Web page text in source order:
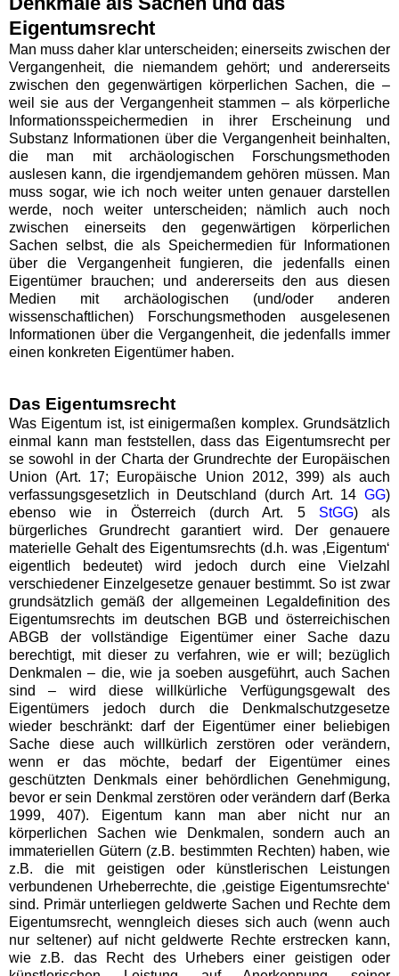
Eigentumsrecht
Man muss daher klar unterscheiden; einerseits zwischen der
Vergangenheit, die niemandem gehört; und andererseits
zwischen den gegenwärtigen körperlichen Sachen, die –
weil sie aus der Vergangenheit stammen – als körperliche
Informationsspeichermedien in ihrer Erscheinung und
Substanz Informationen über die Vergangenheit beinhalten,
die man mit archäologischen Forschungsmethoden
auslesen kann, die irgendjemandem gehören müssen. Man
muss sogar, wie ich noch weiter unten genauer darstellen
werde, noch weiter unterscheiden; nämlich auch noch
zwischen einerseits den gegenwärtigen körperlichen
Sachen selbst, die als Speichermedien für Informationen
über die Vergangenheit fungieren, die jedenfalls einen
Eigentümer brauchen; und andererseits den aus diesen
Medien mit archäologischen (und/oder anderen
wissenschaftlichen) Forschungsmethoden ausgelesenen
Informationen über die Vergangenheit, die jedenfalls immer
einen konkreten Eigentümer haben.
Das Eigentumsrecht
Was Eigentum ist, ist einigermaßen komplex. Grundsätzlich
einmal kann man feststellen, dass das Eigentumsrecht per
se sowohl in der Charta der Grundrechte der Europäischen
Union (Art. 17; Europäische Union 2012, 399) als auch
verfassungsgesetzlich in Deutschland (durch Art. 14 GG)
ebenso wie in Österreich (durch Art. 5 StGG) als
bürgerliches Grundrecht garantiert wird. Der genauere
materielle Gehalt des Eigentumsrechts (d.h. was ‚Eigentum‘
eigentlich bedeutet) wird jedoch durch eine Vielzahl
verschiedener Einzelgesetze genauer bestimmt. So ist zwar
grundsätzlich gemäß der allgemeinen Legaldefinition des
Eigentumsrechts im deutschen BGB und österreichischen
ABGB der vollständige Eigentümer einer Sache dazu
berechtigt, mit dieser zu verfahren, wie er will; bezüglich
Denkmalen – die, wie ja soeben ausgeführt, auch Sachen
sind – wird diese willkürliche Verfügungsgewalt des
Eigentümers jedoch durch die Denkmalschutzgesetze
wieder beschränkt: darf der Eigentümer einer beliebigen
Sache diese auch willkürlich zerstören oder verändern,
wenn er das möchte, bedarf der Eigentümer eines
geschützten Denkmals einer behördlichen Genehmigung,
bevor er sein Denkmal zerstören oder verändern darf (Berka
1999, 407). Eigentum kann man aber nicht nur an
körperlichen Sachen wie Denkmalen, sondern auch an
immateriellen Gütern (z.B. bestimmten Rechten) haben, wie
z.B. die mit geistigen oder künstlerischen Leistungen
verbundenen Urheberrechte, die ‚geistige Eigentumsrechte‘
sind. Primär unterliegen geldwerte Sachen und Rechte dem
Eigentumsrecht, wenngleich dieses sich auch (wenn auch
nur seltener) auf nicht geldwerte Rechte erstrecken kann,
wie z.B. das Recht des Urhebers einer geistigen oder